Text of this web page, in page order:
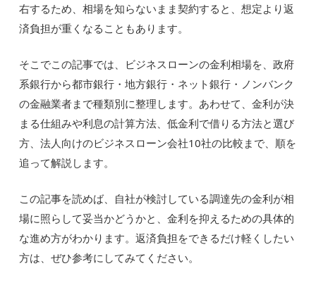
右するため、相場を知らないまま契約すると、想定より返
済負担が重くなることもあります。
そこでこの記事では、ビジネスローンの金利相場を、政府
系銀行から都市銀行・地方銀行・ネット銀行・ノンバンク
の金融業者まで種類別に整理します。あわせて、金利が決
まる仕組みや利息の計算方法、低金利で借りる方法と選び
方、法人向けのビジネスローン会社10社の比較まで、順を
追って解説します。
この記事を読めば、自社が検討している調達先の金利が相
場に照らして妥当かどうかと、金利を抑えるための具体的
な進め方がわかります。返済負担をできるだけ軽くしたい
方は、ぜひ参考にしてみてください。